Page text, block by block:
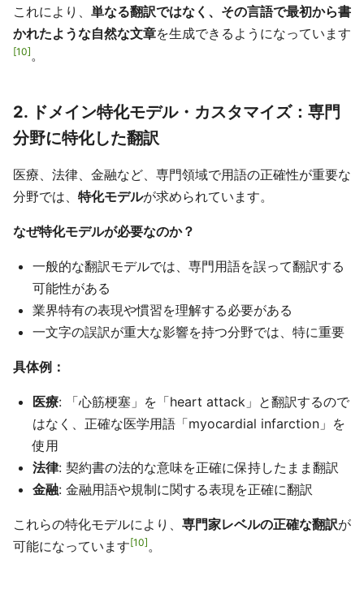
これにより、 単なる翻訳ではなく、その言語で最初から書
かれたような自然な文章を生成できるようになっています
10 。
2. ドメイン特化モデル・カスタマイズ：専門
分野に特化した翻訳
医療、法律、金融など、専門領域で用語の正確性が重要な
分野では、 特化モデルが求められています。
なぜ特化モデルが必要なのか？
一般的な翻訳モデルでは、専門用語を誤って翻訳する
可能性がある
業界特有の表現や慣習を理解する必要がある
一文字の誤訳が重大な影響を持つ分野では、特に重要
具体例：
医療: 「心筋梗塞」を「heart attack」と翻訳するので
はなく、正確な医学用語「myocardial infarction」を
使用
法律: 契約書の法的な意味を正確に保持したまま翻訳
金融: 金融用語や規制に関する表現を正確に翻訳
これらの特化モデルにより、 専門家レベルの正確な翻訳が
可能になっています 10 。